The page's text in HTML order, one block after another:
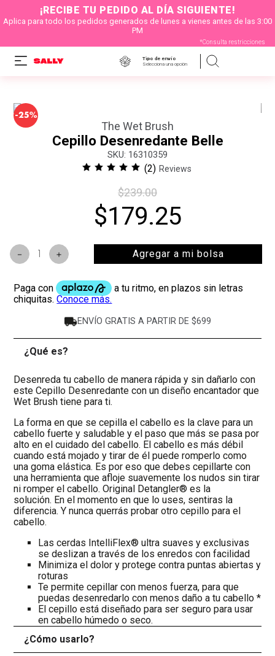
¡RECIBE TU PEDIDO AL DÍA SIGUIENTE!
Aplica para todo los pedidos generados de lunes a vienes antes de las 3:00
PM
*Consulta restricciones
Tipo de envío
Selecciona una opción
-25%
The Wet Brush
Cepillo Desenredante Belle
: 16310359
(2) Reviews
$239.00
$179.25
＋
－ Agregar a mi bolsa
ENVÍO GRATIS A PARTIR DE $699
¿Qué es?
Desenreda tu cabello de manera rápida y sin dañarlo con
este Cepillo Desenredante con un diseño encantador que
Wet Brush tiene para ti.
La forma en que se cepilla el cabello es la clave para un
cabello fuerte y saludable y el paso que más se pasa por
alto en el cuidado del cabello. El cabello es más débil
cuando está mojado y tirar de él puede romperlo como
una goma elástica. Es por eso que debes cepillarte con
una herramienta que afloje suavemente los nudos sin tirar
ni romper el cabello. Original Detangler® es la
solución. En el momento en que lo uses, sentiras la
diferencia. Y nunca querrás probar otro cepillo para el
cabello.
Las cerdas IntelliFlex® ultra suaves y exclusivas
se deslizan a través de los enredos con facilidad
Minimiza el dolor y protege contra puntas abiertas y
roturas
Te permite cepillar con menos fuerza, para que
puedas desenredarlo con menos daño a tu cabello *
El cepillo está diseñado para ser seguro para usar
en cabello húmedo o seco.
¿Cómo usarlo?